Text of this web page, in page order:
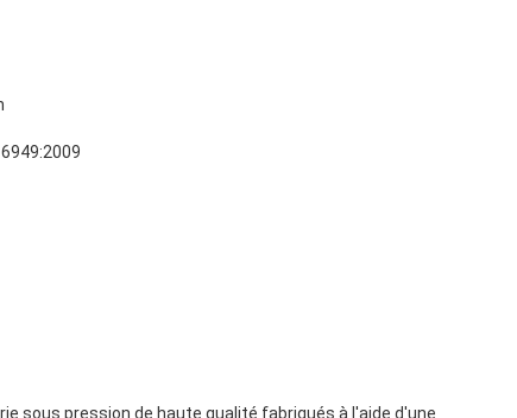
sous pression de haute qualité fabriqués à l'aide d'une